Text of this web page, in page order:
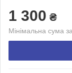
1 300 ₴
Мінімальна сума